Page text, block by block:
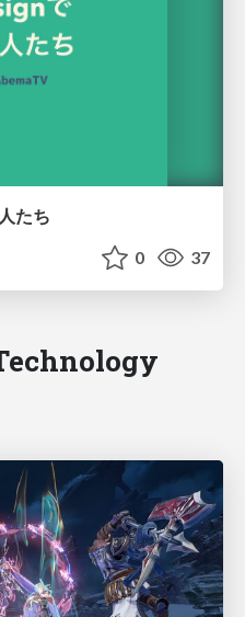
たち
0 37